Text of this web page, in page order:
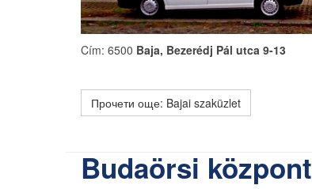
Cím: 6500 Baja, Bezerédj Pál utca 9-13
Прочети още: Bajai szaküzlet
Budaörsi központ